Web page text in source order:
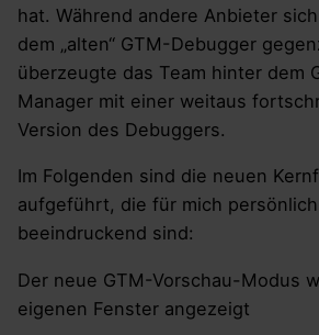
hat. Während andere Anbieter
dem „alten“ GTM-Debugger
überzeugte das Team hinter dem
Manager mit einer weitaus
Version des Debuggers.
Im Folgenden sind die neuen
aufgeführt, die für mich
beeindruckend sind:
Der neue GTM-Vorschau-Modus
eigenen Fenster angezeigt